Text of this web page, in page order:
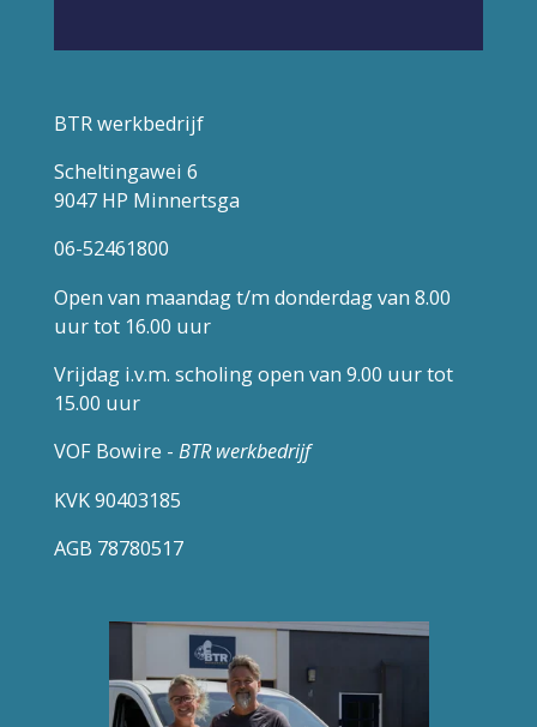
BTR werkbedrijf
Scheltingawei 6
9047 HP Minnertsga
06-52461800
Open van maandag t/m donderdag van 8.00
uur tot 16.00 uur
Vrijdag i.v.m. scholing open van 9.00 uur tot
15.00 uur
VOF Bowire - BTR werkbedrijf
KVK 90403185
AGB 78780517